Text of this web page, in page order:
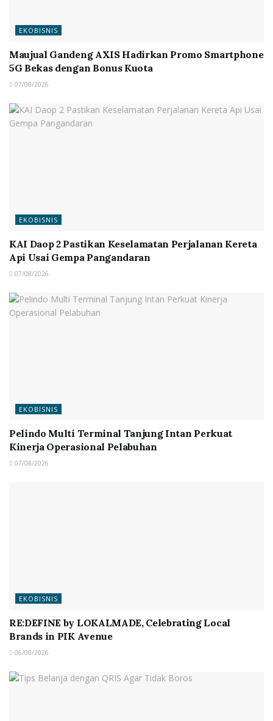
EKOBISNIS
Maujual Gandeng AXIS Hadirkan Promo Smartphone
5G Bekas dengan Bonus Kuota
07/08/2026
EKOBISNIS
KAI Daop 2 Pastikan Keselamatan Perjalanan Kereta
Api Usai Gempa Pangandaran
07/08/2026
EKOBISNIS
Pelindo Multi Terminal Tanjung Intan Perkuat
Kinerja Operasional Pelabuhan
07/08/2026
EKOBISNIS
RE:DEFINE by LOKALMADE, Celebrating Local
Brands in PIK Avenue
06/08/2026